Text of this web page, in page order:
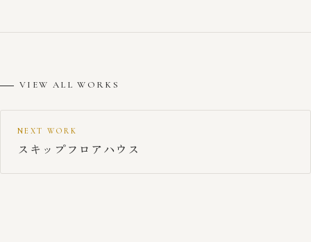
VIEW ALL WORKS
NEXT WORK
スキップフロアハウス